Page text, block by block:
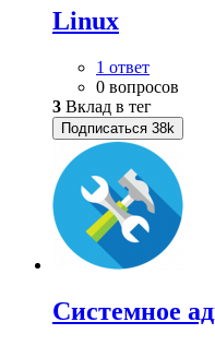
Linux
1 ответ
0 вопросов
3 Вклад в тег
Подписаться 38k
Системное